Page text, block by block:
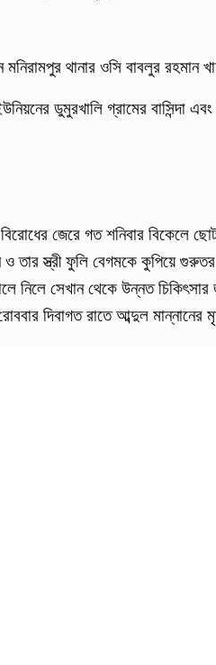
থানার ওসি বাবলুর রহমান
ডুমুরখালি গ্রামের বাসিন্দা
বিরোধের জেরে গত শনিবার বিকেলে
ও তার স্ত্রী ফুলি বেগমকে কুপিয়ে
নিলে সেখান থেকে উন্নত
দিবাগত রাতে আব্দুল মান্নানের